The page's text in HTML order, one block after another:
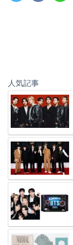
人気記事